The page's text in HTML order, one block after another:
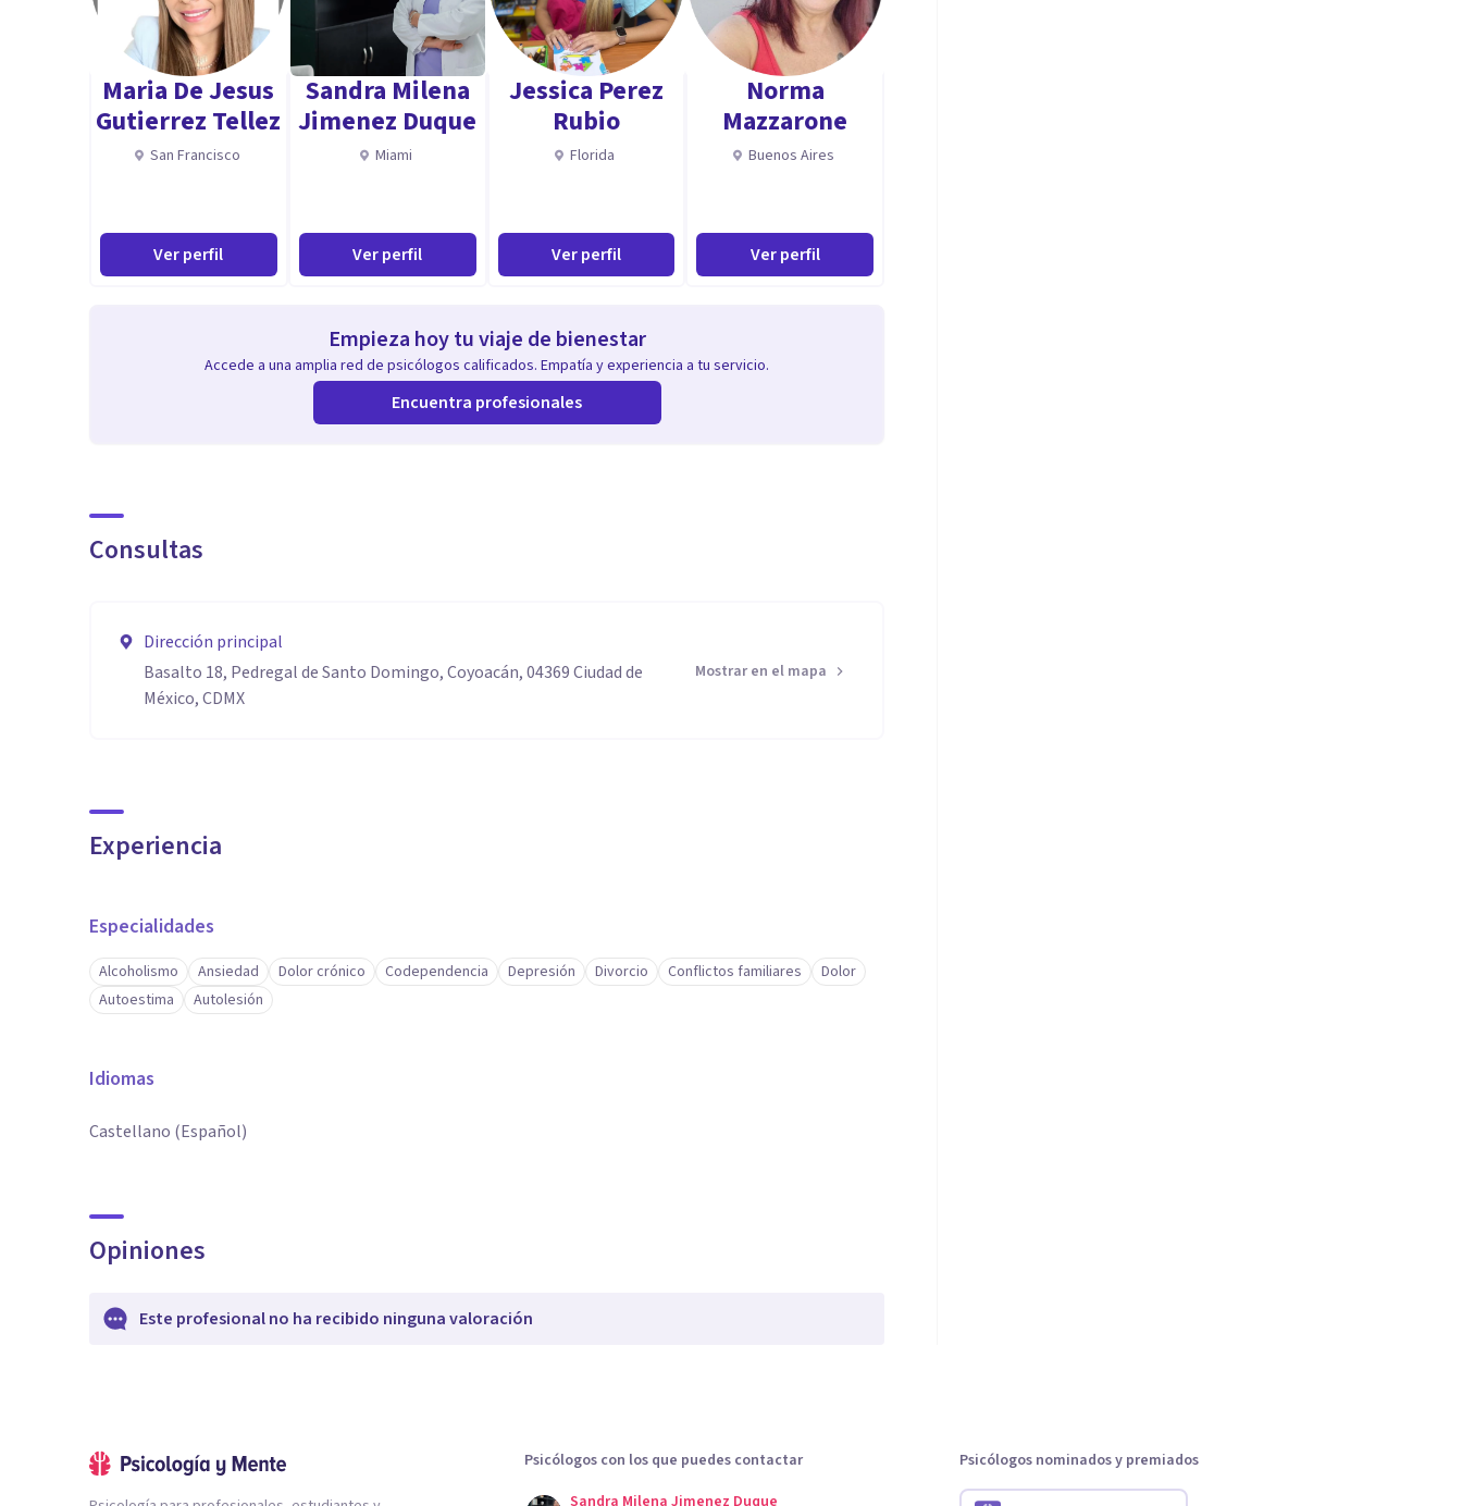
Maria De Jesus
Gutierrez Tellez
San Francisco
Ver perfil
Sandra Milena
Jimenez Duque
Miami
Ver perfil
Jessica Perez
Rubio
Florida
Ver perfil
Norma
Mazzarone
Buenos Aires
Ver perfil
Empieza hoy tu viaje de bienestar
Accede a una amplia red de psicólogos calificados. Empatía y experiencia a tu servicio.
Encuentra profesionales
Consultas
Dirección principal
Basalto 18, Pedregal de Santo Domingo, Coyoacán, 04369 Ciudad de
México, CDMX
Mostrar en el mapa
Experiencia
Especialidades
Alcoholismo Ansiedad Dolor crónico Codependencia Depresión Divorcio Conflictos familiares
Dolor
Autoestima
Autolesión
Idiomas
Castellano (Español)
Opiniones
Este profesional no ha recibido ninguna valoración
Psicólogos con los que puedes contactar
Sandra Milena Jimenez Duque
Psicólogos nominados y premiados